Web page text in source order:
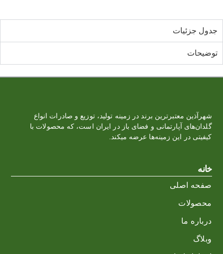
جدول جزئیات
توضیحات
شهرآذین معتبرترین برند در زمینه تولید، توزیع و صادرات انواع
گلدان‌‏های آپارتمانی و فضای باز در ایران است، که محصولات با
کیفیتی در این زمینه‌ها عرضه میکند.
خانه
صفحه اصلی
محصولات
درباره ما
وبلاگ